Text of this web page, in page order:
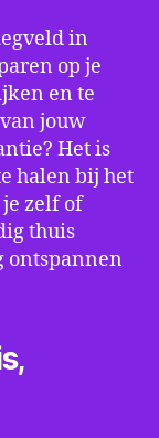
in
op je
en te
jouw
Het is
halen bij het
zelf of
thuis
ontspannen